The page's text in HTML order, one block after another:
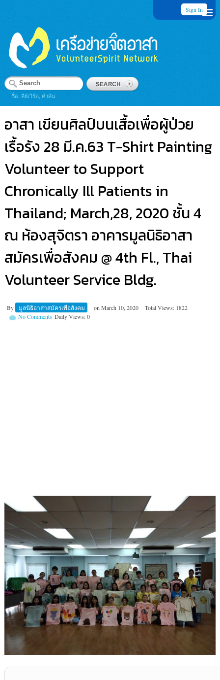
Sign In
ชื่อ, คีย์เวิร์ด, คำค้น
อาสา เขียนศิลป์บนเสื้อเพื่อผู้ป่วย
เรื้อรัง 28 มี.ค.63 T-Shirt Painting
Volunteer to Support
Chronically Ill Patients in
Thailand; March,28, 2020 ชั้น 4
ณ ห้องสุจิตรา อาคารมูลนิธิอาสา
สมัครเพื่อสังคม @ 4th Fl., Thai
Volunteer Service Bldg.
By มูลนิธิอาสาสมัครเพื่อสังคม on March 10, 2020
Total Views: 1822
Daily Views: 0
No Comments